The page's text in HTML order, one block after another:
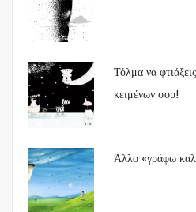
Τόλμα να
κειμένων σου!
Άλλο «γράφω